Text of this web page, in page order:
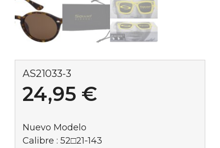
AS21033-3
24,95 €
Nuevo Modelo
Calibre : 52□21-143